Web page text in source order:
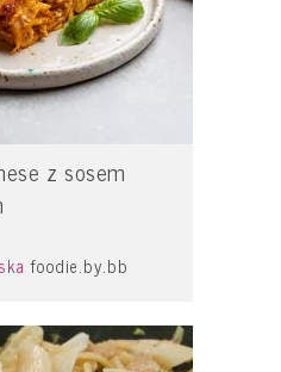
z sosem
foodie.by.bb